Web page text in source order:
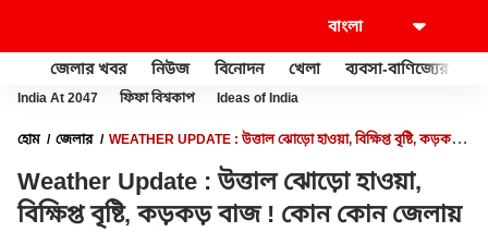
জেলার খবর নিউজ বিনোদন খেলা ব্যবসা-বাণিজ্যের
India At 2047 ফিফা বিশ্বকাপ Ideas of India
হোম জেলার
WEATHER UPDATE : উত্তাল ঝোড়ো হাওয়া, বিক্ষিপ্ত বৃষ্টি, কড়কড়
Weather Update : উত্তাল ঝোড়ো হাওয়া,
বিক্ষিপ্ত বৃষ্টি, কড়কড় বাজ ! কোন কোন জেলায়